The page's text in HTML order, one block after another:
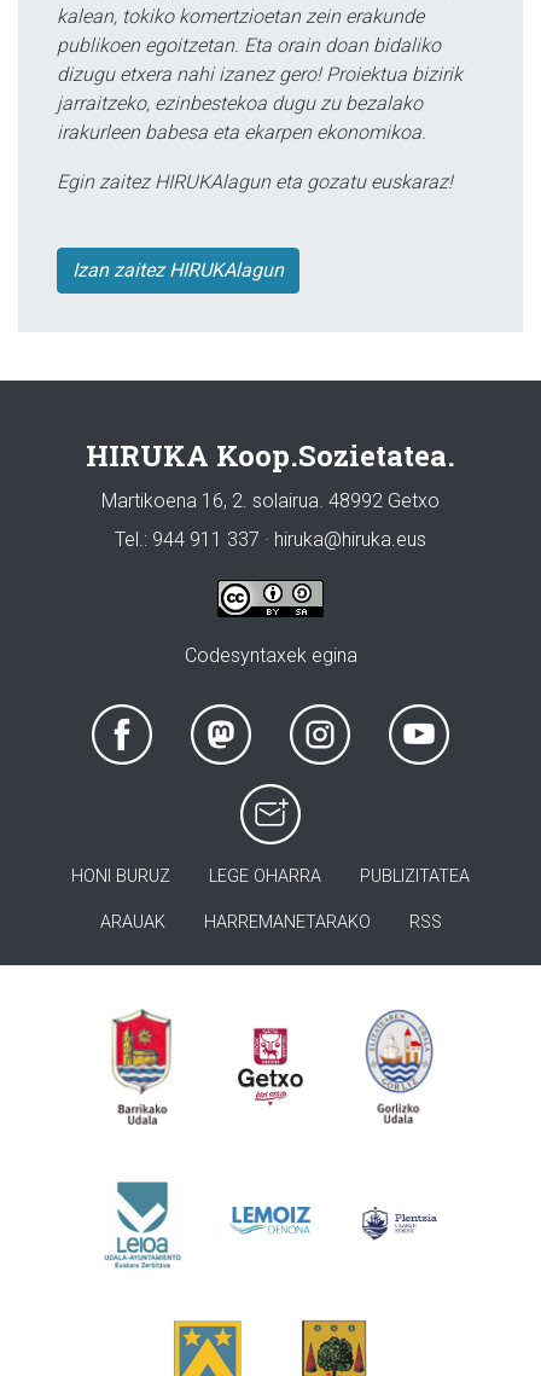
kalean, tokiko komertzioetan zein erakunde
publikoen egoitzetan. Eta orain doan bidaliko
dizugu etxera nahi izanez gero! Proiektua bizirik
jarraitzeko, ezinbestekoa dugu zu bezalako
irakurleen babesa eta ekarpen ekonomikoa.
Egin zaitez HIRUKAlagun eta gozatu euskaraz!
Izan zaitez HIRUKAlagun
HIRUKA Koop.Sozietatea.
Martikoena 16, 2. solairua. 48992 Getxo
Tel.: 944 911 337 · hiruka@hiruka.eus
Codesyntaxek egina
HONI BURUZ LEGE OHARRA PUBLIZITATEA
ARAUAK HARREMANETARAKO RSS